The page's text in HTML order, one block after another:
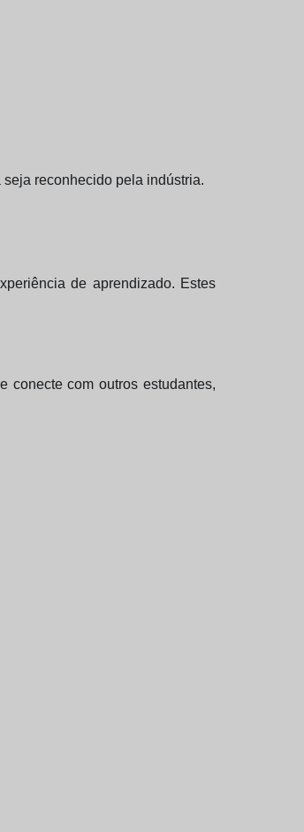
reconhecido pela indústria.
de aprendizado. Estes
conecte com outros estudantes,